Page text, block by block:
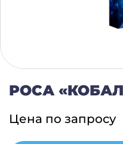
РОСА
Цена по запросу